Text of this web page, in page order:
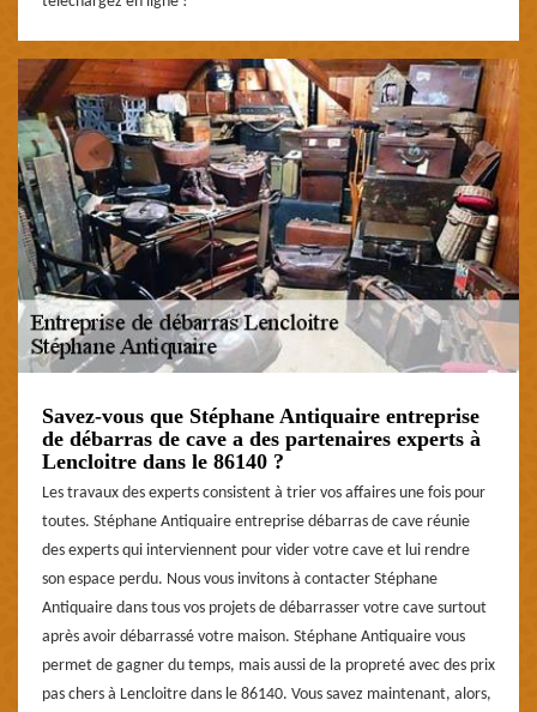
Savez-vous que Stéphane Antiquaire entreprise
de débarras de cave a des partenaires experts à
Lencloitre dans le 86140 ?
Les travaux des experts consistent à trier vos affaires une fois pour
toutes. Stéphane Antiquaire entreprise débarras de cave réunie
des experts qui interviennent pour vider votre cave et lui rendre
son espace perdu. Nous vous invitons à contacter Stéphane
Antiquaire dans tous vos projets de débarrasser votre cave surtout
après avoir débarrassé votre maison. Stéphane Antiquaire vous
permet de gagner du temps, mais aussi de la propreté avec des prix
pas chers à Lencloitre dans le 86140. Vous savez maintenant, alors,